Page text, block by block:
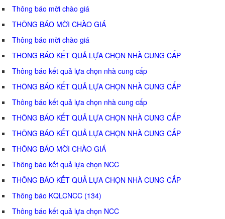
Thông báo mời chào giá
THÔNG BÁO MỜI CHÀO GIÁ
Thông báo mời chào giá
THÔNG BÁO KẾT QUẢ LỰA CHỌN NHÀ CUNG CẤP
Thông báo kết quả lựa chọn nhà cung cấp
THÔNG BÁO KẾT QUẢ LỰA CHỌN NHÀ CUNG CẤP
Thông báo kết quả lựa chọn nhà cung cấp
THÔNG BÁO KẾT QUẢ LỰA CHỌN NHÀ CUNG CẤP
THÔNG BÁO KẾT QUẢ LỰA CHỌN NHÀ CUNG CẤP
THÔNG BÁO MỜI CHÀO GIÁ
Thông báo kết quả lựa chọn NCC
THÔNG BÁO KẾT QUẢ LỰA CHỌN NHÀ CUNG CẤP
Thông báo KQLCNCC (134)
Thông báo kết quả lựa chọn NCC